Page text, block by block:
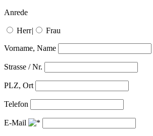
Anrede
Herr| Frau
Vorname, Name
Strasse / Nr.
PLZ, Ort
Telefon
E-Mail